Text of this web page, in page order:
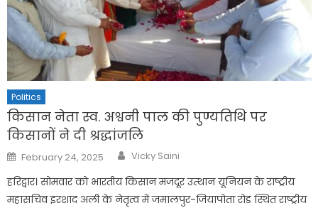
Politics
किसान नेता स्व. अश्वनी पाल की पुण्यतिथि पर
किसानों ने दी श्रद्धांजलि
Posted
on
February 24, 2025 Author
Vicky Saini
हरिद्वार। सोमवार को भारतीय किसान मजदूर उत्थान यूनियन के राष्ट्रीय
महासचिव इरशाद अली के नेतृत्व में जमालपुर-जियापोता रोड स्थित राष्ट्रीय